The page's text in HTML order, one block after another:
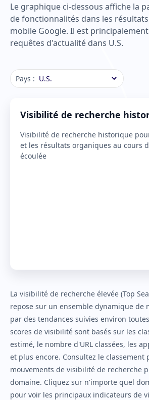
Le graphique ci‑dessous affiche la
de fonctionnalités dans les
mobile Google. Il est
requêtes d'actualité dans U.S.
Pays :
Visibilité de recherche
Visibilité de recherche historique
et les résultats organiques au cours
écoulée
La visibilité de recherche élevée (Top
repose sur un ensemble dynamique de
par des tendances suivies environ
scores de visibilité sont basés sur les
estimé, le nombre d'URL classées, les
et plus encore. Consultez le classement
mouvements de visibilité de recherche
domaine. Cliquez sur n'importe quel
pour voir les principaux indicateurs de